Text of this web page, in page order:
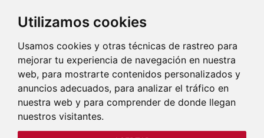
Utilizamos cookies
Usamos cookies y otras técnicas de rastreo para
mejorar tu experiencia de navegación en nuestra
web, para mostrarte contenidos personalizados y
anuncios adecuados, para analizar el tráfico en
nuestra web y para comprender de donde llegan
nuestros visitantes.